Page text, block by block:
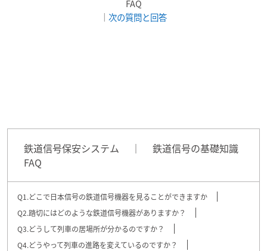
FAQ
｜ 次の質問と回答
鉄道信号保安システム ｜
鉄道信号の基礎知識
FAQ
Q1.どこで日本信号の鉄道信号機器を見ることができますか
Q2.踏切にはどのような鉄道信号機器がありますか？
Q3.どうして列車の居場所が分かるのですか？
Q4.どうやって列車の進路を変えているのですか？